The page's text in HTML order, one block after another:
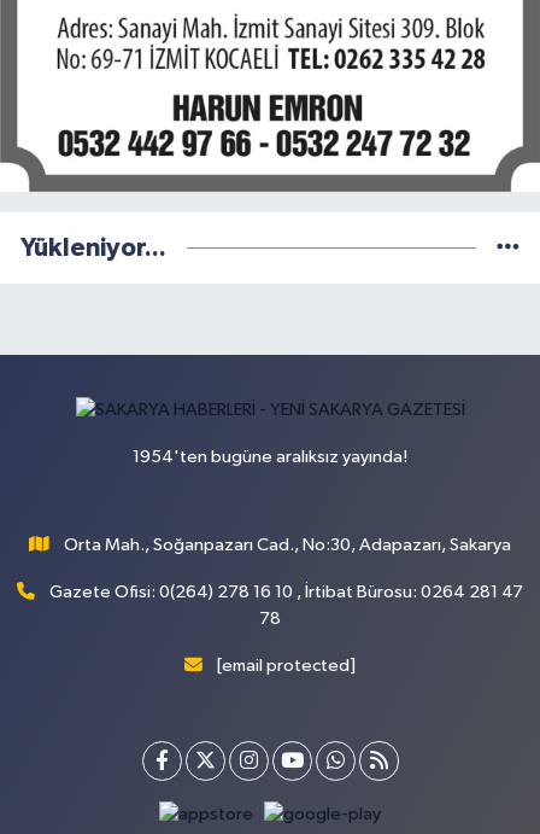
Yükleniyor...
1954'ten bugüne aralıksız yayında!
Orta Mah., Soğanpazarı Cad., No:30, Adapazarı, Sakarya
Gazete Ofisi: 0(264) 278 16 10 , İrtibat Bürosu: 0264 281 47
78
[email protected]